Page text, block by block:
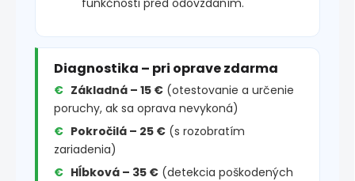
Diagnostika – pri oprave zdarma
Základná – 15 € (otestovanie a určenie
poruchy, ak sa oprava nevykoná)
Pokročilá – 25 € (s rozobratím
zariadenia)
Hĺbková – 35 € (detekcia poškodených